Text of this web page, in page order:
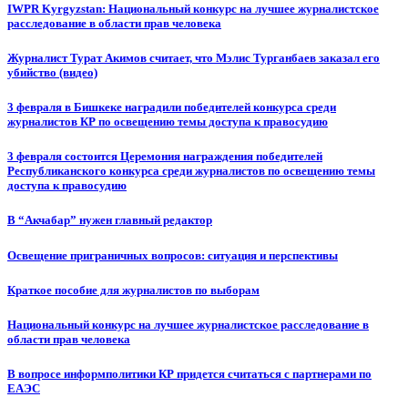
IWPR Kyrgyzstan: Национальный конкурс на лучшее журналистское
расследование в области прав человека
Журналист Турат Акимов считает, что Мэлис Турганбаев заказал его
убийство (видео)
3 февраля в Бишкеке наградили победителей конкурса среди
журналистов КР по освещению темы доступа к правосудию
3 февраля состоится Церемония награждения победителей
Республиканского конкурса среди журналистов по освещению темы
доступа к правосудию
В “Акчабар” нужен главный редактор
Освещение приграничных вопросов: ситуация и перспективы
Краткое пособие для журналистов по выборам
Национальный конкурс на лучшее журналистское расследование в
области прав человека
В вопросе информполитики КР придется считаться с партнерами по
ЕАЭС